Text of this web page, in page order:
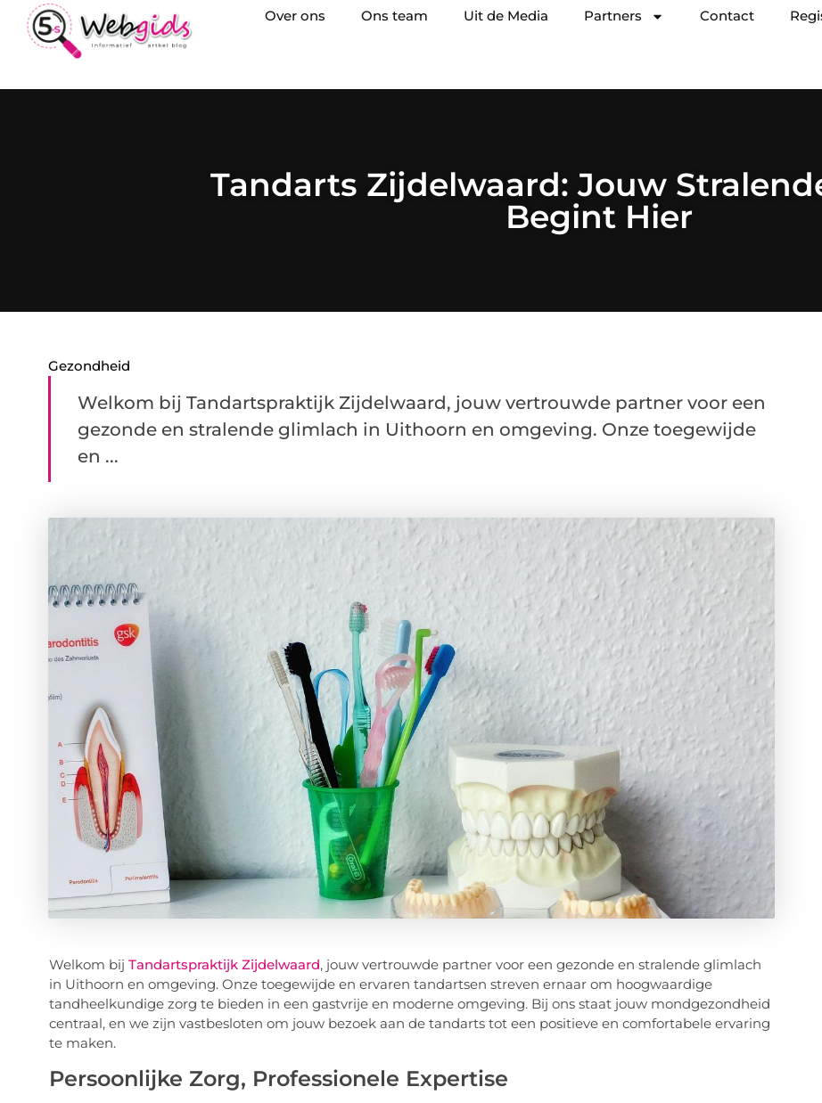
Over ons Ons team Uit de Media Partners Contact
Tandarts Zijdelwaard: Jouw
Begint Hier
Gezondheid
Welkom bij Tandartspraktijk Zijdelwaard, jouw vertrouwde partner voor een
gezonde en stralende glimlach in Uithoorn en omgeving. Onze toegewijde
en ...
Welkom bij Tandartspraktijk Zijdelwaard, jouw vertrouwde partner voor een gezonde en stralende glimlach
in Uithoorn en omgeving. Onze toegewijde en ervaren tandartsen streven ernaar om hoogwaardige
tandheelkundige zorg te bieden in een gastvrije en moderne omgeving. Bij ons staat jouw mondgezondheid
centraal, en we zijn vastbesloten om jouw bezoek aan de tandarts tot een positieve en comfortabele ervaring
te maken.
Persoonlijke Zorg, Professionele Expertise